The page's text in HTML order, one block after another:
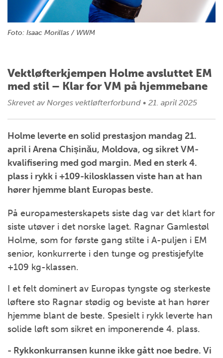
Foto: Isaac Morillas / WWM
Vektløfterkjempen Holme avsluttet EM
med stil – Klar for VM på hjemmebane
Skrevet av Norges vektløfterforbund • 21. april 2025
Holme leverte en solid prestasjon mandag 21.
april i Arena Chișinău, Moldova, og sikret VM-
kvalifisering med god margin. Med en sterk 4.
plass i rykk i +109-kilosklassen viste han at han
hører hjemme blant Europas beste.
På europamesterskapets siste dag var det klart for
siste utøver i det norske laget. Ragnar Gamlestøl
Holme, som for første gang stilte i A-puljen i EM
senior, konkurrerte i den tunge og prestisjefylte
+109 kg-klassen.
I et felt dominert av Europas tyngste og sterkeste
løftere sto Ragnar stødig og beviste at han hører
hjemme blant de beste. Spesielt i rykk leverte han
solide løft som sikret en imponerende 4. plass.
- Rykkonkurransen kunne ikke gått noe bedre. Vi